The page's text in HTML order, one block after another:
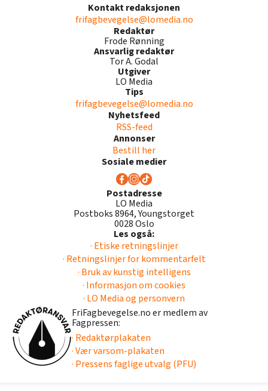
Kontakt redaksjonen
frifagbevegelse@lomedia.no
Redaktør
Frode Rønning
Ansvarlig redaktør
Tor A. Godal
Utgiver
LO Media
Tips
frifagbevegelse@lomedia.no
Nyhetsfeed
RSS-feed
Annonser
Bestill her
Sosiale medier
Postadresse
LO Media
Postboks 8964, Youngstorget
0028 Oslo
Les også:
· Etiske retningslinjer
· Retningslinjer for kommentarfelt
· Bruk av kunstig intelligens
· Informasjon om cookies
· LO Media og personvern
FriFagbevegelse.no er medlem av
Fagpressen:
· Redaktørplakaten
· Vær varsom-plakaten
· Pressens faglige utvalg (PFU)